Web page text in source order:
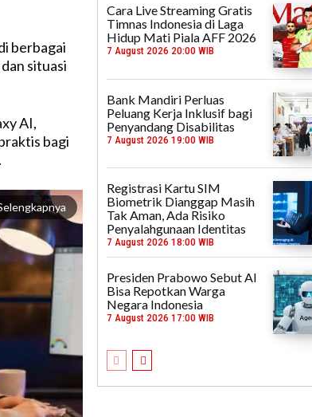
berbagai
situasi
AI,
bagi
Cara Live Streaming Gratis
Timnas Indonesia di Laga
Hidup Mati Piala AFF 2026
7 August 2026 20:00 WIB
Bank Mandiri Perluas
Peluang Kerja Inklusif bagi
Penyandang Disabilitas
7 August 2026 19:00 WIB
Registrasi Kartu SIM
Biometrik Dianggap Masih
Tak Aman, Ada Risiko
Penyalahgunaan Identitas
7 August 2026 18:00 WIB
Presiden Prabowo Sebut AI
Bisa Repotkan Warga
Negara Indonesia
7 August 2026 17:00 WIB